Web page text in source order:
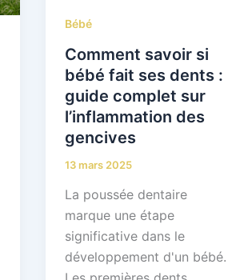
Bébé
Comment savoir si
bébé fait ses dents :
guide complet sur
l’inflammation des
gencives
13 mars 2025
La poussée dentaire
marque une étape
significative dans le
développement d'un bébé.